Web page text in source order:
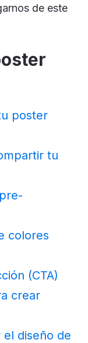
de este
poster
tu
colores
(CTA)
crear
el diseño de